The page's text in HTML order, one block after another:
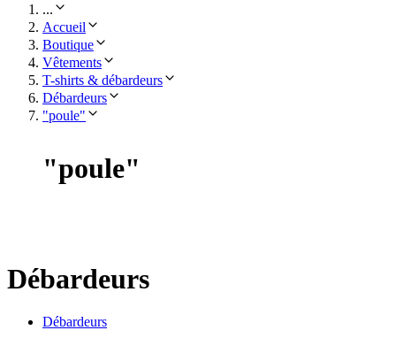
...
Accueil
Boutique
Vêtements
T-shirts & débardeurs
Débardeurs
"poule"
"poule"
Débardeurs
Débardeurs